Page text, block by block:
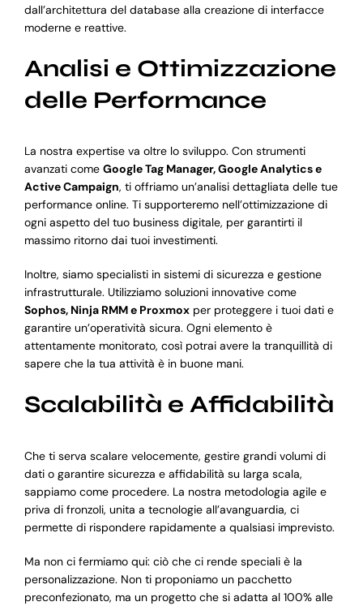
dall’architettura del database alla creazione di interfacce
moderne e reattive.
Analisi e Ottimizzazione
delle Performance
La nostra expertise va oltre lo sviluppo. Con strumenti
avanzati come Google Tag Manager, Google Analytics e
Active Campaign, ti offriamo un’analisi dettagliata delle tue
performance online. Ti supporteremo nell’ottimizzazione di
ogni aspetto del tuo business digitale, per garantirti il
massimo ritorno dai tuoi investimenti.
Inoltre, siamo specialisti in sistemi di sicurezza e gestione
infrastrutturale. Utilizziamo soluzioni innovative come
Sophos, Ninja RMM e Proxmoxper proteggere i tuoi dati e
garantire un’operatività sicura. Ogni elemento è
attentamente monitorato, così potrai avere la tranquillità di
sapere che la tua attività è in buone mani.
Scalabilità e Affidabilità
Che ti serva scalare velocemente, gestire grandi volumi di
dati o garantire sicurezza e affidabilità su larga scala,
sappiamo come procedere. La nostra metodologia agile e
priva di fronzoli, unita a tecnologie all’avanguardia, ci
permette di rispondere rapidamente a qualsiasi imprevisto.
Ma non ci fermiamo qui: ciò che ci rende speciali è la
personalizzazione. Non ti proponiamo un pacchetto
preconfezionato, ma un progetto che si adatta al 100% alle